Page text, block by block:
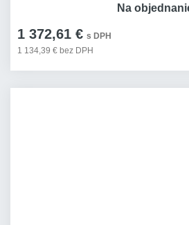
1 372,61 € s DPH
1 134,39 € bez DPH
Na